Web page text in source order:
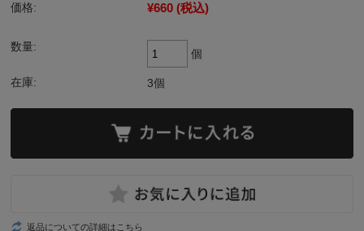
価格: ¥660 (税込)
数量:
個
在庫: 3個
返品についての詳細はこちら